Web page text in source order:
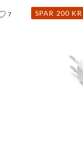
7 SPAR 200 KR